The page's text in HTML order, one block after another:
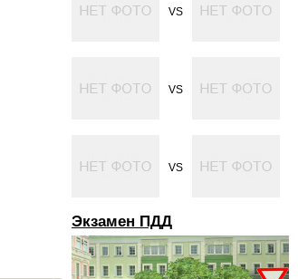
VS
VS
VS
Экзамен ПДД